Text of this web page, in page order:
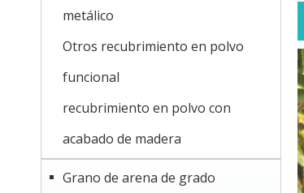
metálico
Otros recubrimiento en polvo
funcional
recubrimiento en polvo con
acabado de madera
Grano de arena de grado